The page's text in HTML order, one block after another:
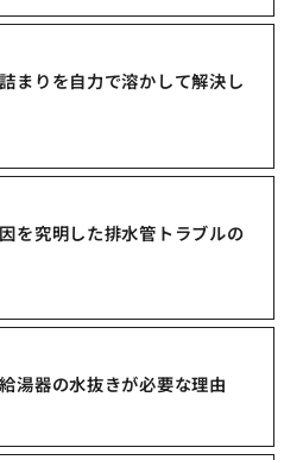
まりを自力で溶かして解決し
を究明した排水管トラブルの
湯器の水抜きが必要な理由